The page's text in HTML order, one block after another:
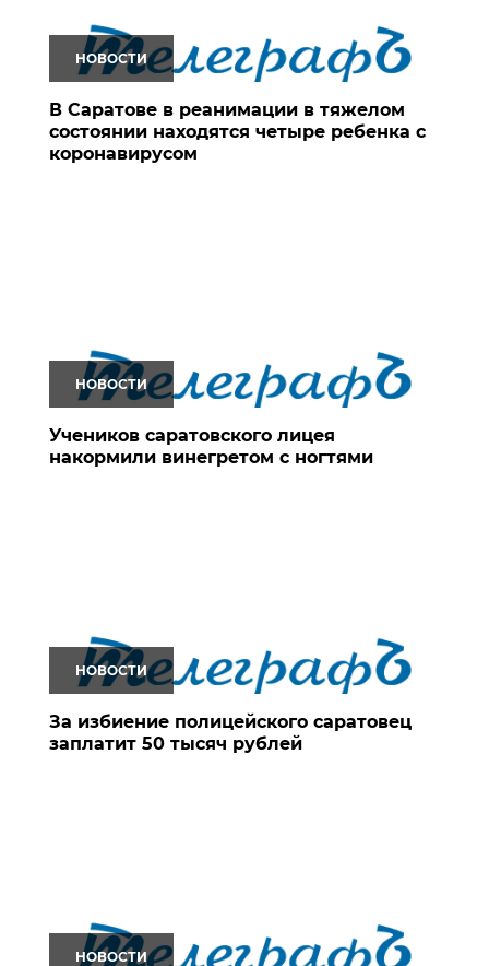
НОВОСТИ
В Саратове в реанимации в тяжелом
состоянии находятся четыре ребенка с
коронавирусом
НОВОСТИ
Учеников саратовского лицея
накормили винегретом с ногтями
НОВОСТИ
За избиение полицейского саратовец
заплатит 50 тысяч рублей
НОВОСТИ